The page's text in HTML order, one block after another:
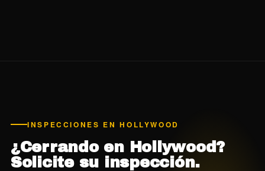
INSPECCIONES EN HOLLYWOOD
¿Cerrando en Hollywood?
Solicite su inspección.